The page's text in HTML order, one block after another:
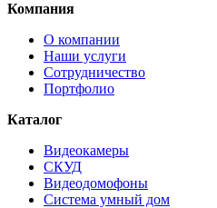
Компания
О компании
Наши услуги
Сотрудничество
Портфолио
Каталог
Видеокамеры
СКУД
Видеодомофоны
Система умный дом